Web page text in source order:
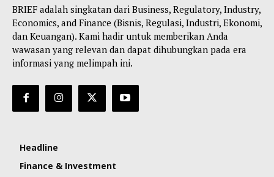
BRIEF adalah singkatan dari Business, Regulatory, Industry,
Economics, and Finance (Bisnis, Regulasi, Industri, Ekonomi,
dan Keuangan). Kami hadir untuk memberikan Anda
wawasan yang relevan dan dapat dihubungkan pada era
informasi yang melimpah ini.
Headline
Finance & Investment